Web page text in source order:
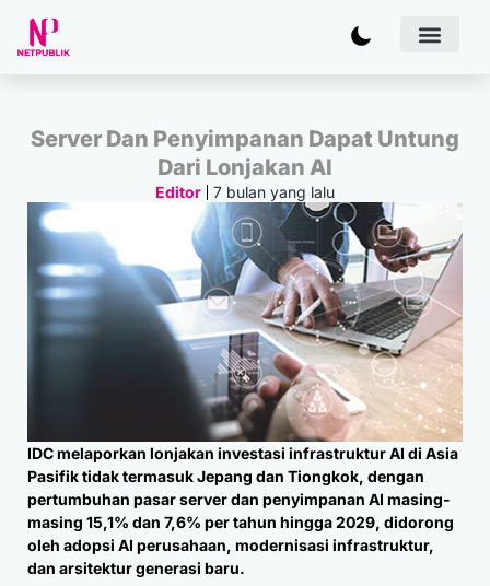
Server Dan Penyimpanan Dapat Untung
Dari Lonjakan AI
Editor 7 bulan yang lalu
IDC melaporkan lonjakan investasi infrastruktur AI di Asia
Pasifik tidak termasuk Jepang dan Tiongkok, dengan
pertumbuhan pasar server dan penyimpanan AI masing-
masing 15,1% dan 7,6% per tahun hingga 2029, didorong
oleh adopsi AI perusahaan, modernisasi infrastruktur,
dan arsitektur generasi baru.